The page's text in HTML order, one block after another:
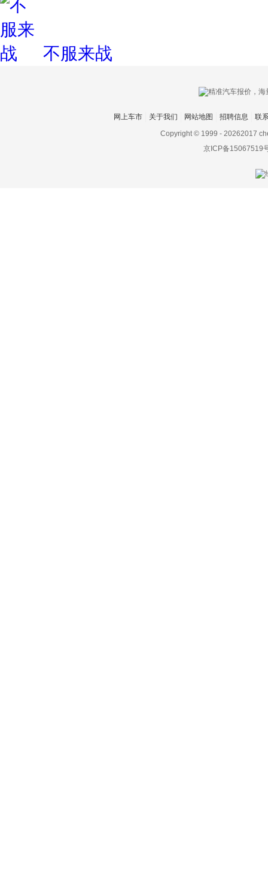
不服来战
网上车市 关于我们 网站地图 招聘信息
联
Copyright © 1999 - 20262017
京ICP备15067519